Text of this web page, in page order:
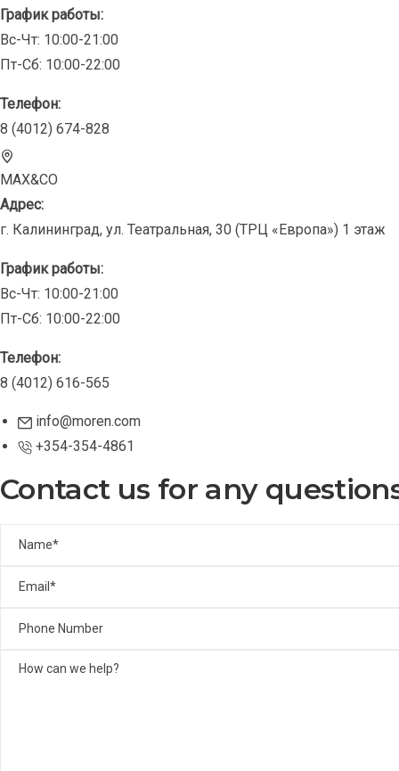
График работы:
Вс-Чт: 10:00-21:00
Пт-Сб: 10:00-22:00
Телефон:
8 (4012) 674-828
MAX&CO
Адрес:
г. Калининград, ул. Театральная, 30 (ТРЦ «Европа») 1 этаж
График работы:
Вс-Чт: 10:00-21:00
Пт-Сб: 10:00-22:00
Телефон:
8 (4012) 616-565
info@moren.com
+354-354-4861
Contact us for any